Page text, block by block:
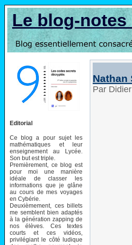
Le blog-
Editorial
Ce blog a pour sujet les
mathématiques et leur
enseignement au Lycée.
Son but est triple.
Premièrement, ce blog est
pour moi une manière
idéale de classer les
informations que je glâne
au cours de mes voyages
en Cybérie.
Deuxièmement, ces billets
me semblent bien adaptés
à la génération zapping de
nos élèves. Ces textes
courts et ces vidéos,
privilégiant le côté ludique
Nathan
Par